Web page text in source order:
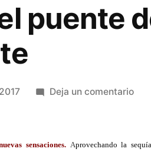
puente
Deja un comentarioen
sensaciones. Aprovechando la